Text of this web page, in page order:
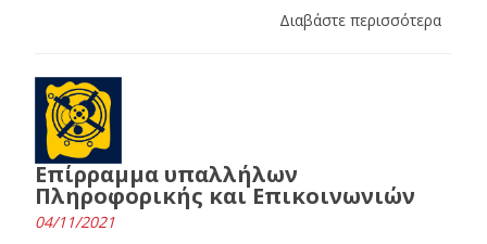
Διαβάστε περισσότερα
Επίρραμμα υπαλλήλων
Πληροφορικής και Επικοινωνιών
04/11/2021